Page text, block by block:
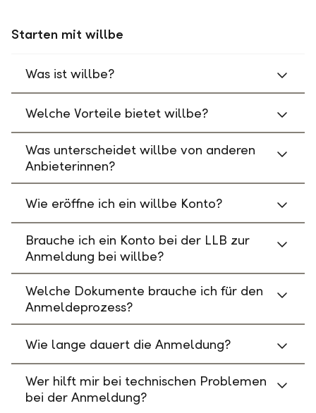
Starten mit willbe
Was ist willbe?
Welche Vorteile bietet willbe?
Was unterscheidet willbe von anderen
Anbieterinnen?
Wie eröffne ich ein willbe Konto?
Brauche ich ein Konto bei der LLB zur
Anmeldung bei willbe?
Welche Dokumente brauche ich für den
Anmeldeprozess?
Wie lange dauert die Anmeldung?
Wer hilft mir bei technischen Problemen
bei der Anmeldung?